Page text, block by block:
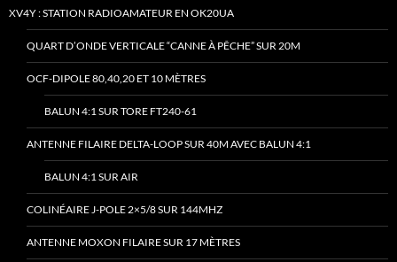
XV4Y : STATION RADIOAMATEUR EN OK20UA
QUART D’ONDE VERTICALE “CANNE À PÊCHE” SUR 20M
OCF-DIPOLE 80,40,20 ET 10 MÈTRES
BALUN 4:1 SUR TORE FT240-61
ANTENNE FILAIRE DELTA-LOOP SUR 40M AVEC BALUN 4:1
BALUN 4:1 SUR AIR
COLINÉAIRE J-POLE 2×5/8 SUR 144MHZ
ANTENNE MOXON FILAIRE SUR 17 MÈTRES